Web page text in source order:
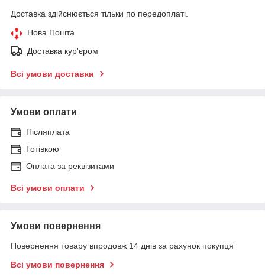
Доставка здійснюється тільки по передоплаті.
Нова Пошта
Доставка кур'єром
Всі умови доставки
Умови оплати
Післяплата
Готівкою
Оплата за реквізитами
Всі умови оплати
Умови повернення
Повернення товару впродовж 14 днів за рахунок покупця
Всі умови повернення